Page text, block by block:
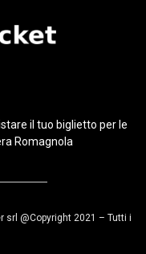
il tuo biglietto per le
Romagnola
srl @Copyright 2021 – Tutti i